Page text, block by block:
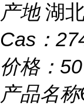
产地 湖
Cas：
价格： 50
产品名称